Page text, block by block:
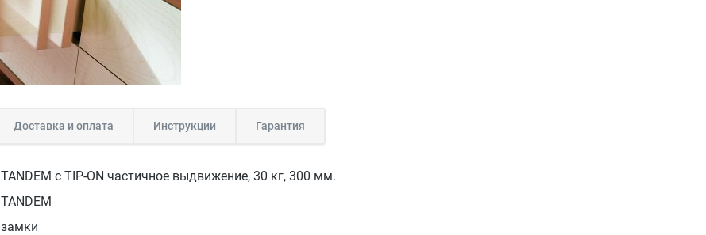
Доставка и оплата Инструкции Гарантия
TANDEM с TIP-ON частичное выдвижение, 30 кг, 300 мм.
TANDEM
замки